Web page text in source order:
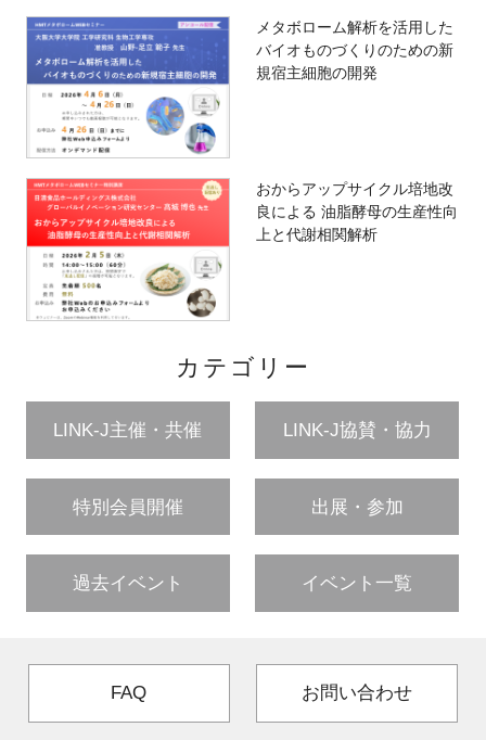
メタボローム解析を活用した
バイオものづくりのための新
規宿主細胞の開発
おからアップサイクル培地改
良による 油脂酵母の生産性向
上と代謝相関解析
カテゴリー
LINK-J主催・共催 LINK-J協賛・協力
特別会員開催 出展・参加
過去イベント イベント一覧
FAQ お問い合わせ